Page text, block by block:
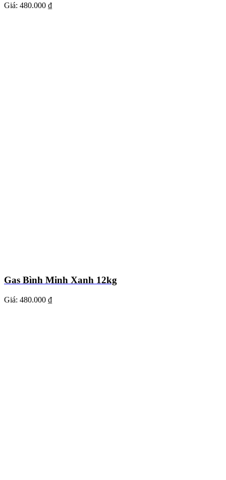
Giá: 480.000 ₫
Gas Bình Minh Xanh 12kg
Giá: 480.000 ₫